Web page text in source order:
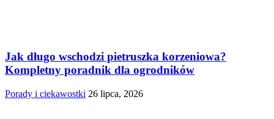
Jak długo wschodzi pietruszka korzeniowa?
Kompletny poradnik dla ogrodników
Porady i ciekawostki 26 lipca, 2026